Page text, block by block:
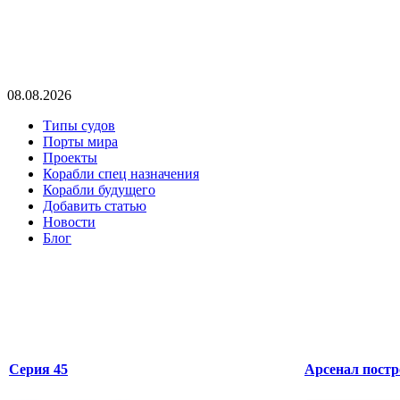
08.08.2026
Типы судов
Порты мира
Проекты
Корабли спец назначения
Корабли будущего
Добавить статью
Новости
Блог
Серия 45 Арсенал